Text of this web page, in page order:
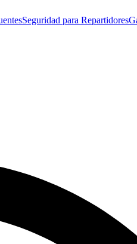
Seguridad para Repartidores